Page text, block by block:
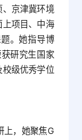
京津冀环境
项目、中海
。她指导博
研究生国家
级优秀学位
上，她聚焦G